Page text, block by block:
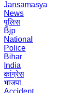
Jansamasya
News
पुलिस
Bjp
National
Police
Bihar
India
कांग्रेस
भाजपा
Accident